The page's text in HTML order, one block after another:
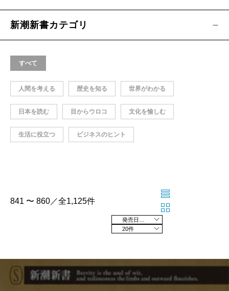
新潮新書カテゴリ
すべて
人間を考える 歴史を知る 世界がわかる
日本を読む 目からウロコ 文化を愉しむ
生活に役立つ ビジネスのヒント
841 〜 860／全1,125件
20件